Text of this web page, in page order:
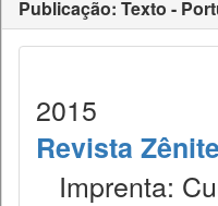
Publicação: Texto -
2015
Revista
Imprenta: